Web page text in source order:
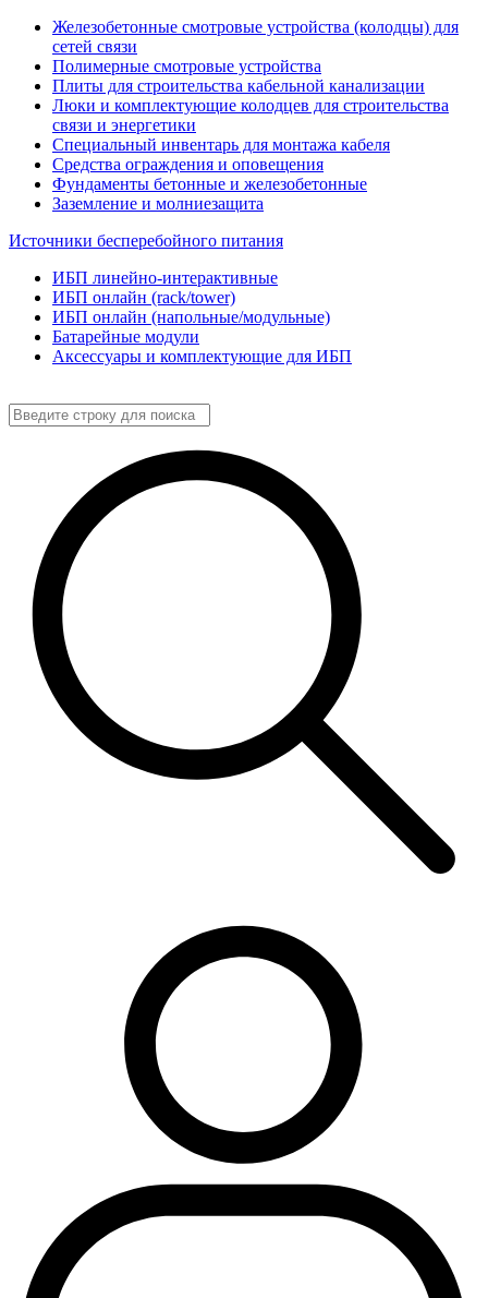
Железобетонные смотровые устройства (колодцы) для
сетей связи
Полимерные смотровые устройства
Плиты для строительства кабельной канализации
Люки и комплектующие колодцев для строительства
связи и энергетики
Специальный инвентарь для монтажа кабеля
Средства ограждения и оповещения
Фундаменты бетонные и железобетонные
Заземление и молниезащита
Источники бесперебойного питания
ИБП линейно-интерактивные
ИБП онлайн (rack/tower)
ИБП онлайн (напольные/модульные)
Батарейные модули
Аксессуары и комплектующие для ИБП